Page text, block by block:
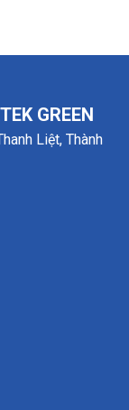
GREEN
Liệt, Thành